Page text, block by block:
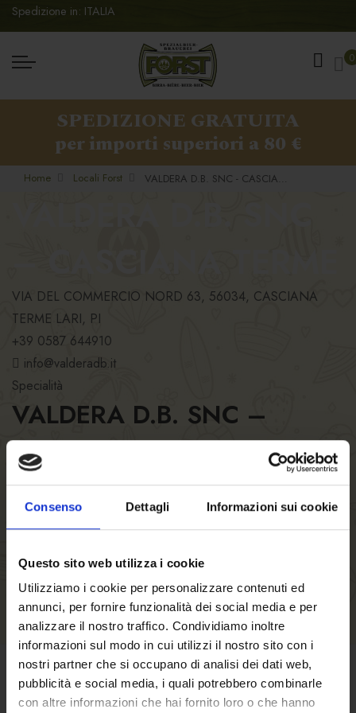
Consenso Dettagli Informazioni sui cookie
Questo sito web utilizza i cookie
Utilizziamo i cookie per personalizzare contenuti ed
annunci, per fornire funzionalità dei social media e per
analizzare il nostro traffico. Condividiamo inoltre
informazioni sul modo in cui utilizzi il nostro sito con i
nostri partner che si occupano di analisi dei dati web,
pubblicità e social media, i quali potrebbero combinarle
con altre informazioni che hai fornito loro o che hanno
Spedizione in: ITALIA
0
SPEDIZIONE GRATUITA
per importi superiori a 80 €
Home Locali Forst VALDERA D.B. SNC - CASCIANA TERME
VIA DEL COMMERCIO NORD 63, 56034, CASCIANA
TERME LARI, PI
+39 0587 644910
info@valderadb.it
Specialità
VALDERA D.B. SNC –
CASCIANA TERME
Orari del locale
Orari della cucina
Numero posti
CONDIZIONI DI VENDITA